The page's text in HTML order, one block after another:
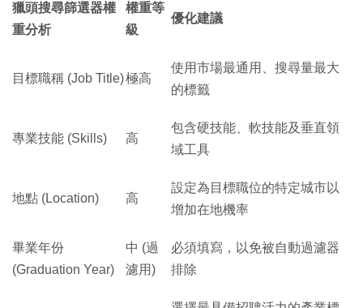
獵頭搜尋篩選器權
重分析
權重等
級
優化建議
目標職稱 (Job Title)極高
使用市場最通用、搜尋量最大
的標籤
專業技能 (Skills) 高
包含硬技能、軟技能及垂直領
域工具
地點 (Location) 高
設定為目標職位的特定城市以
增加在地機率
畢業年份
(Graduation Year)
中 (過
濾用)
必須填寫，以免被自動過濾器
排除